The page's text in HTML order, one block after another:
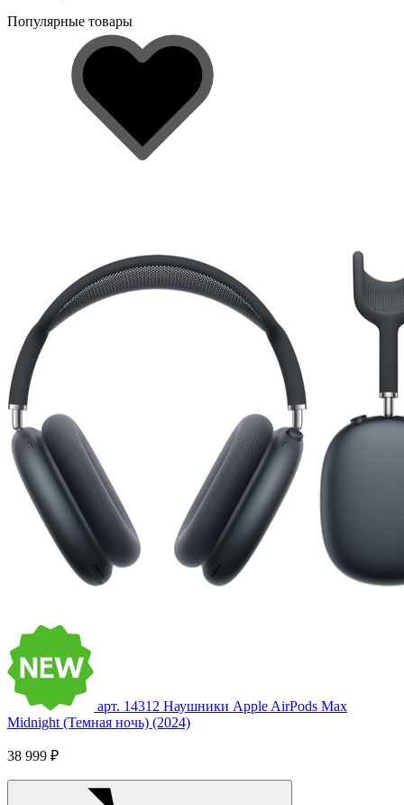
Популярные товары
арт. 14312 Наушники Apple AirPods Max
Midnight (Темная ночь) (2024)
38 999 ₽